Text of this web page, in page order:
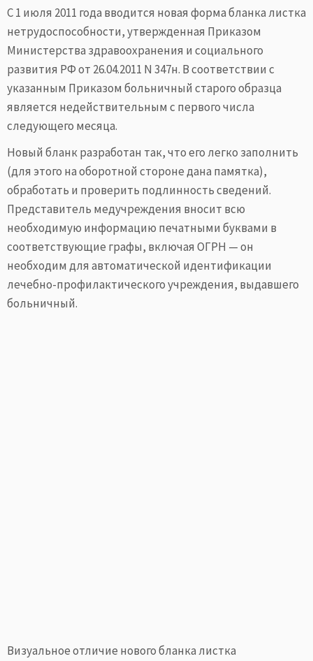
С 1 июля 2011 года вводится новая форма бланка листка
нетрудоспособности, утвержденная Приказом
Министерства здравоохранения и социального
развития РФ от 26.04.2011 N 347н. В соответствии с
указанным Приказом больничный старого образца
является недействительным с первого числа
следующего месяца.
Новый бланк разработан так, что его легко заполнить
(для этого на оборотной стороне дана памятка),
обработать и проверить подлинность сведений.
Представитель медучреждения вносит всю
необходимую информацию печатными буквами в
соответствующие графы, включая ОГРН — он
необходим для автоматической идентификации
лечебно-профилактического учреждения, выдавшего
больничный.
Визуальное отличие нового бланка листка